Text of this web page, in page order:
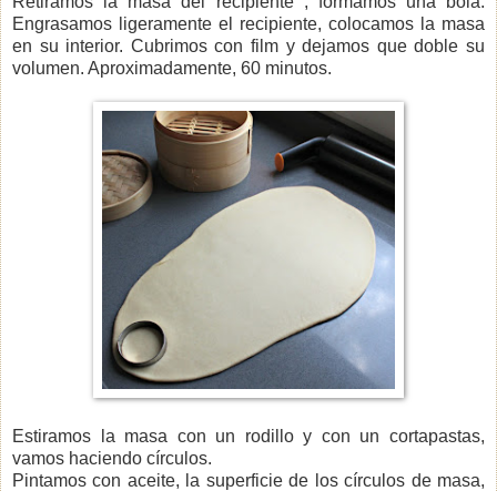
Engrasamos ligeramente el recipiente, colocamos la masa
en su interior. Cubrimos con film y dejamos que doble su
volumen. Aproximadamente, 60 minutos.
Estiramos la masa con un rodillo y con un cortapastas,
vamos haciendo círculos.
Pintamos con aceite, la superficie de los círculos de masa,